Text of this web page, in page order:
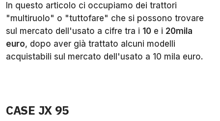
In questo articolo ci occupiamo dei trattori
"multiruolo" o "tuttofare" che si possono trovare
sul mercato dell'usato a cifre tra i 10 e i 20mila
euro, dopo aver già trattato alcuni modelli
acquistabili sul mercato dell'usato a 10 mila euro.
CASE JX 95